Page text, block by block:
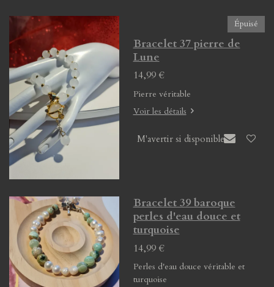
Épuisé
Bracelet 37 pierre de
Lune
14,99 €
Pierre véritable
Voir les détails
M'avertir si disponible
Bracelet 39 baroque
perles d'eau douce et
turquoise
14,99 €
Perles d'eau douce véritable et
turquoise